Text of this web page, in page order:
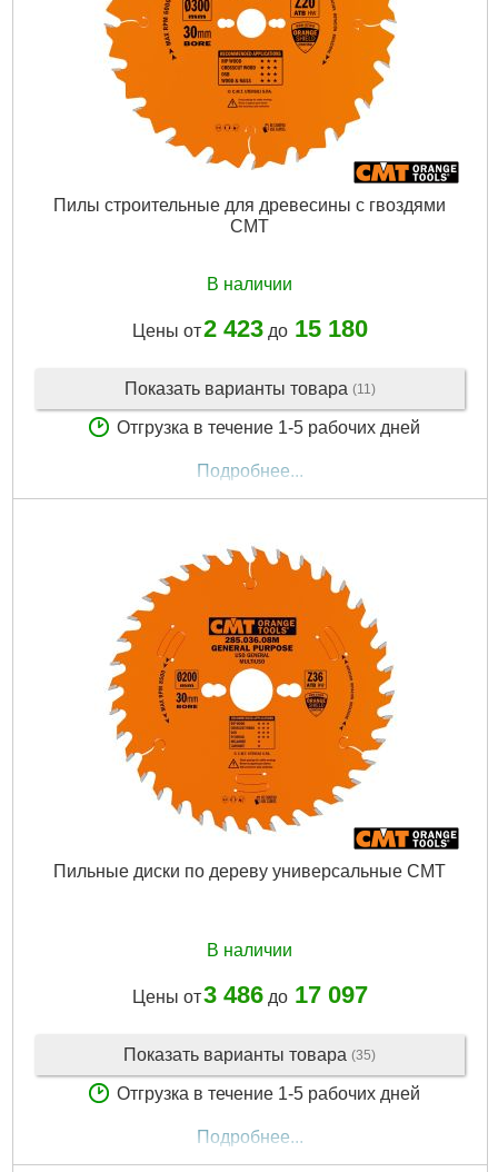
Пилы строительные для древесины с гвоздями
CMT
В наличии
Цены от2 423до 15 180
Показать варианты товара (11)
Отгрузка в течение 1-5 рабочих дней
Подробнее...
Пильные диски по дереву универсальные CMT
В наличии
Цены от3 486до 17 097
Показать варианты товара (35)
Отгрузка в течение 1-5 рабочих дней
Подробнее...